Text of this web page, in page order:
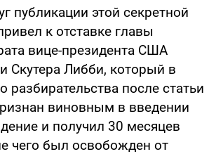
публикации этой секретной
к отставке главы
вице-президента США
Скутера Либби, который в
разбирательства после статьи
виновным в введении
и получил 30 месяцев
чего был освобожден от